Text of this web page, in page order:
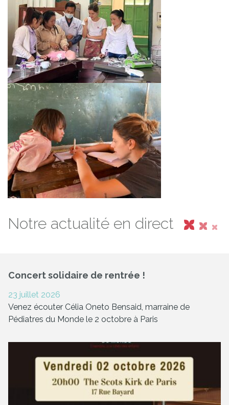
Notre actualité en direct
Concert solidaire de rentrée !
23 juillet 2026
Venez écouter Célia Oneto Bensaid, marraine de
Pédiatres du Monde le 2 octobre à Paris